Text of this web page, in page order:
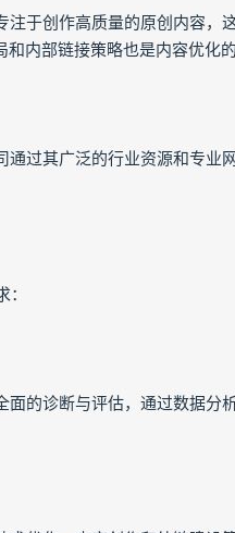
于创作高质量的原创内容，
内部链接策略也是内容优化的
过其广泛的行业资源和专业
的诊断与评估，通过数据分